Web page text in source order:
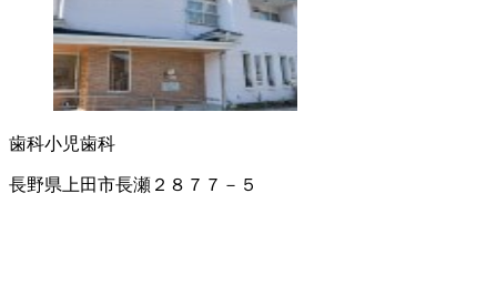
歯科小児歯科
長野県上田市長瀬２８７７－５